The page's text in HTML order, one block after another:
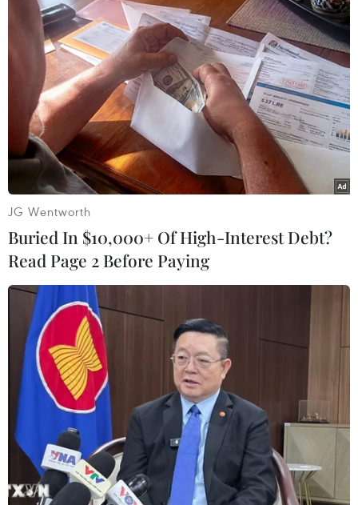
Gặp mặt trí thức khoa học và công nghệ
tiêu biểu năm 2019
14/05/2019 10:26
Trong mọi thời đại, trí thức luôn là nên tảng của tiến bộ
xã hội và đội ngũ trí thức luôn đóng vai trò là lực lượng
nòng cốt, đi đầu trong sáng tạo, truyền bá trí thức và
xây dựng nền văn hiến dân tộc
JG Wentworth
Buried In $10,000+ Of High-Interest Debt?
Read Page 2 Before Paying